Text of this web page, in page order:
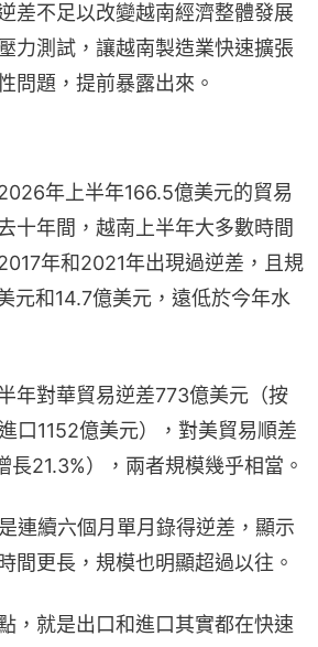
差不足以改變越南經濟整體發展
力測試，讓越南製造業快速擴張
問題，提前暴露出來。
年上半年166.5億美元的貿易
十年間，越南上半年大多數時間
年和2021年出現過逆差，且規
元和14.7億美元，遠低於今年水
年對華貿易逆差773億美元（按
口1152億美元），對美貿易順差
21.3%），兩者規模幾乎相當。
連續六個月單月錄得逆差，顯示
間更長，規模也明顯超過以往。
，就是出口和進口其實都在快速